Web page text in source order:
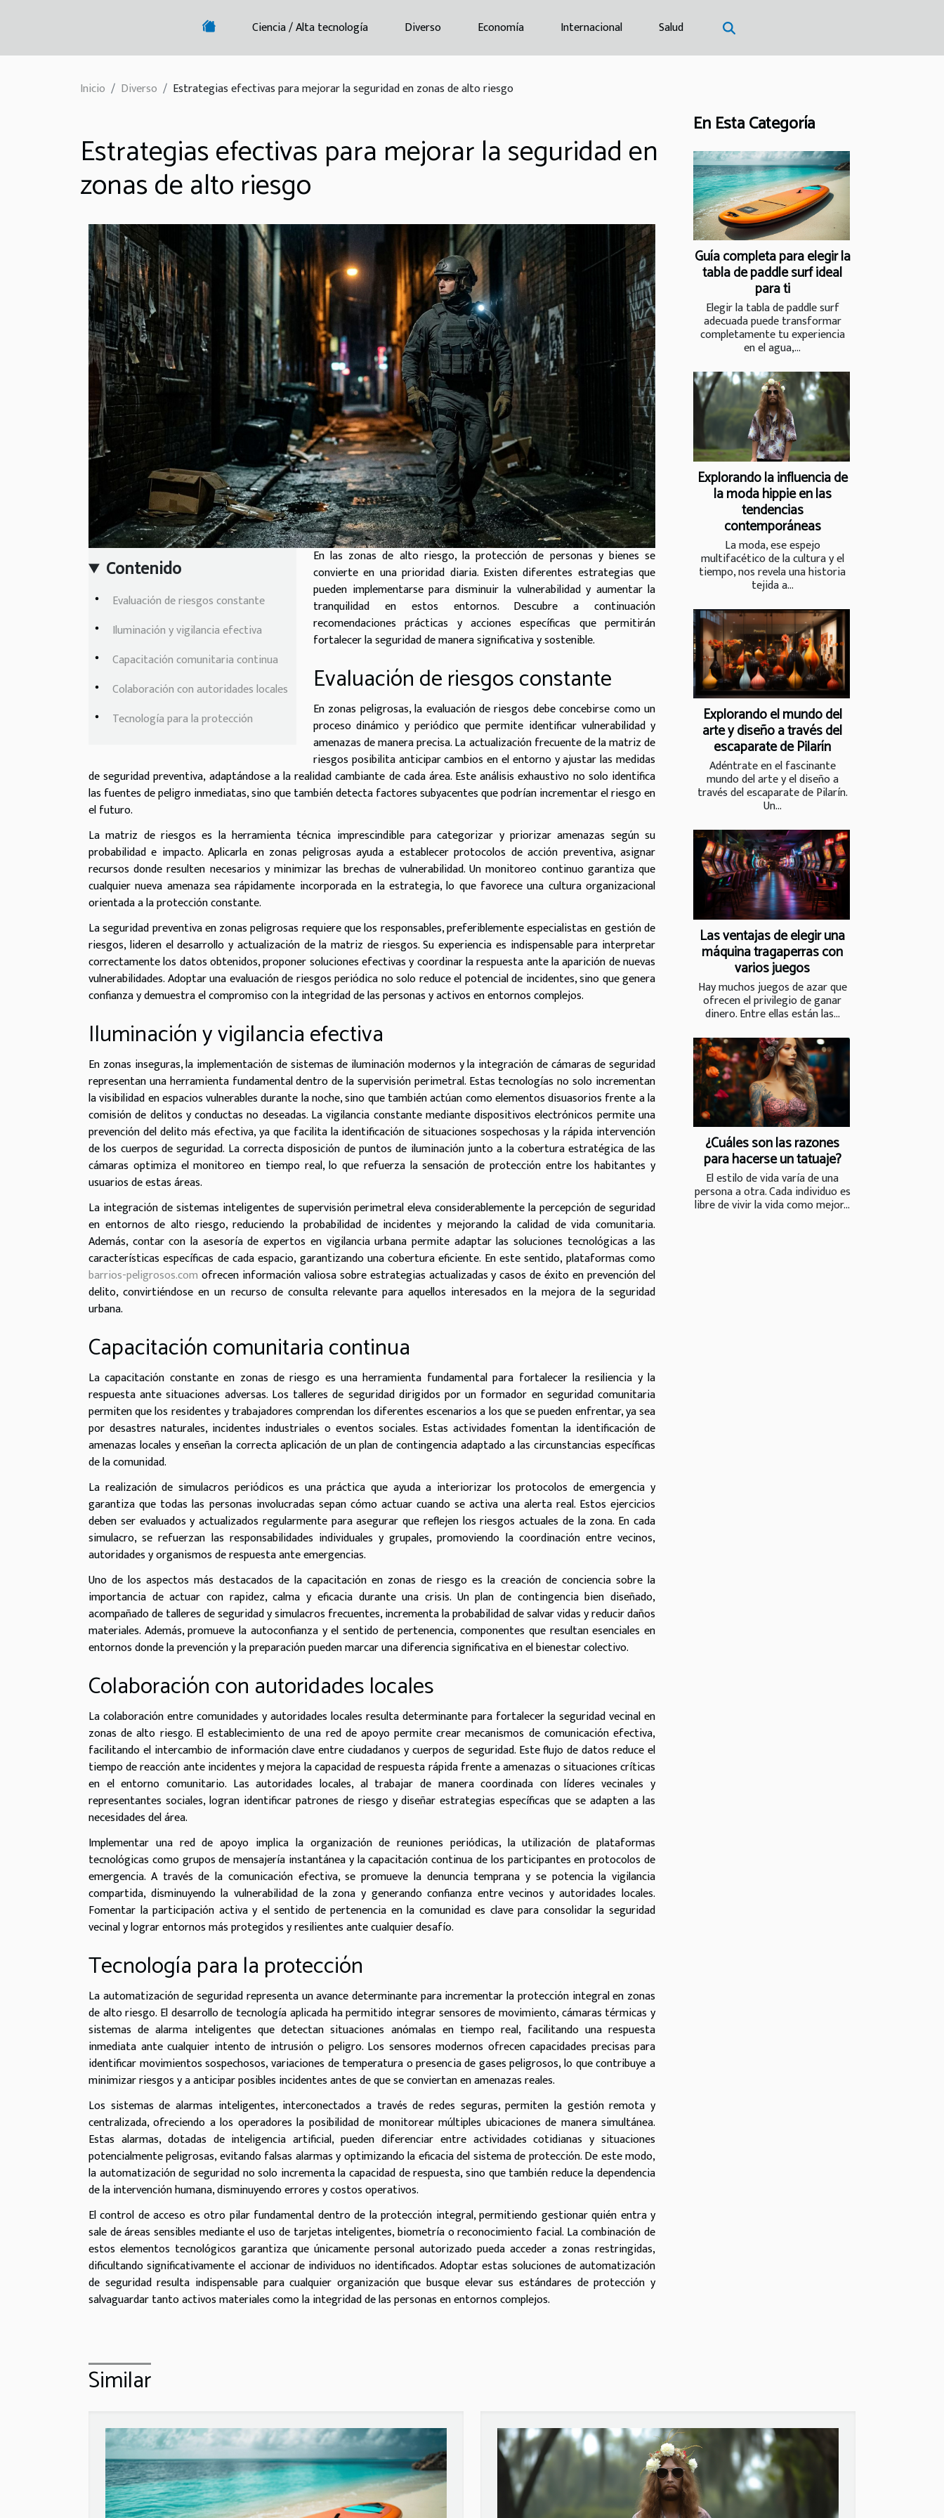
Ciencia / Alta tecnología Diverso Economía Internacional Salud
Inicio Diverso Estrategias efectivas para mejorar la seguridad en zonas de alto riesgo
Estrategias efectivas para mejorar la seguridad en
zonas de alto riesgo
Contenido
Evaluación de riesgos constante
Iluminación y vigilancia efectiva
Capacitación comunitaria continua
Colaboración con autoridades locales
Tecnología para la protección
En las zonas de alto riesgo, la protección de personas y bienes se
convierte en una prioridad diaria. Existen diferentes estrategias que
pueden implementarse para disminuir la vulnerabilidad y aumentar la
tranquilidad en estos entornos. Descubre a continuación
recomendaciones prácticas y acciones específicas que permitirán
fortalecer la seguridad de manera significativa y sostenible.
Evaluación de riesgos constante
En zonas peligrosas, la evaluación de riesgos debe concebirse como un
proceso dinámico y periódico que permite identificar vulnerabilidad y
amenazas de manera precisa. La actualización frecuente de la matriz de
riesgos posibilita anticipar cambios en el entorno y ajustar las medidas
de seguridad preventiva, adaptándose a la realidad cambiante de cada área. Este análisis exhaustivo no solo identifica
las fuentes de peligro inmediatas, sino que también detecta factores subyacentes que podrían incrementar el riesgo en
el futuro.
La matriz de riesgos es la herramienta técnica imprescindible para categorizar y priorizar amenazas según su
probabilidad e impacto. Aplicarla en zonas peligrosas ayuda a establecer protocolos de acción preventiva, asignar
recursos donde resulten necesarios y minimizar las brechas de vulnerabilidad. Un monitoreo continuo garantiza que
cualquier nueva amenaza sea rápidamente incorporada en la estrategia, lo que favorece una cultura organizacional
orientada a la protección constante.
La seguridad preventiva en zonas peligrosas requiere que los responsables, preferiblemente especialistas en gestión de
riesgos, lideren el desarrollo y actualización de la matriz de riesgos. Su experiencia es indispensable para interpretar
correctamente los datos obtenidos, proponer soluciones efectivas y coordinar la respuesta ante la aparición de nuevas
vulnerabilidades. Adoptar una evaluación de riesgos periódica no solo reduce el potencial de incidentes, sino que genera
confianza y demuestra el compromiso con la integridad de las personas y activos en entornos complejos.
Iluminación y vigilancia efectiva
En zonas inseguras, la implementación de sistemas de iluminación modernos y la integración de cámaras de seguridad
representan una herramienta fundamental dentro de la supervisión perimetral. Estas tecnologías no solo incrementan
la visibilidad en espacios vulnerables durante la noche, sino que también actúan como elementos disuasorios frente a la
comisión de delitos y conductas no deseadas. La vigilancia constante mediante dispositivos electrónicos permite una
prevención del delito más efectiva, ya que facilita la identificación de situaciones sospechosas y la rápida intervención
de los cuerpos de seguridad. La correcta disposición de puntos de iluminación junto a la cobertura estratégica de las
cámaras optimiza el monitoreo en tiempo real, lo que refuerza la sensación de protección entre los habitantes y
usuarios de estas áreas.
La integración de sistemas inteligentes de supervisión perimetral eleva considerablemente la percepción de seguridad
en entornos de alto riesgo, reduciendo la probabilidad de incidentes y mejorando la calidad de vida comunitaria.
Además, contar con la asesoría de expertos en vigilancia urbana permite adaptar las soluciones tecnológicas a las
características específicas de cada espacio, garantizando una cobertura eficiente. En este sentido, plataformas como
barrios-peligrosos.com ofrecen información valiosa sobre estrategias actualizadas y casos de éxito en prevención del
delito, convirtiéndose en un recurso de consulta relevante para aquellos interesados en la mejora de la seguridad
urbana.
Capacitación comunitaria continua
La capacitación constante en zonas de riesgo es una herramienta fundamental para fortalecer la resiliencia y la
respuesta ante situaciones adversas. Los talleres de seguridad dirigidos por un formador en seguridad comunitaria
permiten que los residentes y trabajadores comprendan los diferentes escenarios a los que se pueden enfrentar, ya sea
por desastres naturales, incidentes industriales o eventos sociales. Estas actividades fomentan la identificación de
amenazas locales y enseñan la correcta aplicación de un plan de contingencia adaptado a las circunstancias específicas
de la comunidad.
La realización de simulacros periódicos es una práctica que ayuda a interiorizar los protocolos de emergencia y
garantiza que todas las personas involucradas sepan cómo actuar cuando se activa una alerta real. Estos ejercicios
deben ser evaluados y actualizados regularmente para asegurar que reflejen los riesgos actuales de la zona. En cada
simulacro, se refuerzan las responsabilidades individuales y grupales, promoviendo la coordinación entre vecinos,
autoridades y organismos de respuesta ante emergencias.
Uno de los aspectos más destacados de la capacitación en zonas de riesgo es la creación de conciencia sobre la
importancia de actuar con rapidez, calma y eficacia durante una crisis. Un plan de contingencia bien diseñado,
acompañado de talleres de seguridad y simulacros frecuentes, incrementa la probabilidad de salvar vidas y reducir daños
materiales. Además, promueve la autoconfianza y el sentido de pertenencia, componentes que resultan esenciales en
entornos donde la prevención y la preparación pueden marcar una diferencia significativa en el bienestar colectivo.
Colaboración con autoridades locales
La colaboración entre comunidades y autoridades locales resulta determinante para fortalecer la seguridad vecinal en
zonas de alto riesgo. El establecimiento de una red de apoyo permite crear mecanismos de comunicación efectiva,
facilitando el intercambio de información clave entre ciudadanos y cuerpos de seguridad. Este flujo de datos reduce el
tiempo de reacción ante incidentes y mejora la capacidad de respuesta rápida frente a amenazas o situaciones críticas
en el entorno comunitario. Las autoridades locales, al trabajar de manera coordinada con líderes vecinales y
representantes sociales, logran identificar patrones de riesgo y diseñar estrategias específicas que se adapten a las
necesidades del área.
Implementar una red de apoyo implica la organización de reuniones periódicas, la utilización de plataformas
tecnológicas como grupos de mensajería instantánea y la capacitación continua de los participantes en protocolos de
emergencia. A través de la comunicación efectiva, se promueve la denuncia temprana y se potencia la vigilancia
compartida, disminuyendo la vulnerabilidad de la zona y generando confianza entre vecinos y autoridades locales.
Fomentar la participación activa y el sentido de pertenencia en la comunidad es clave para consolidar la seguridad
vecinal y lograr entornos más protegidos y resilientes ante cualquier desafío.
Tecnología para la protección
La automatización de seguridad representa un avance determinante para incrementar la protección integral en zonas
de alto riesgo. El desarrollo de tecnología aplicada ha permitido integrar sensores de movimiento, cámaras térmicas y
sistemas de alarma inteligentes que detectan situaciones anómalas en tiempo real, facilitando una respuesta
inmediata ante cualquier intento de intrusión o peligro. Los sensores modernos ofrecen capacidades precisas para
identificar movimientos sospechosos, variaciones de temperatura o presencia de gases peligrosos, lo que contribuye a
minimizar riesgos y a anticipar posibles incidentes antes de que se conviertan en amenazas reales.
Los sistemas de alarmas inteligentes, interconectados a través de redes seguras, permiten la gestión remota y
centralizada, ofreciendo a los operadores la posibilidad de monitorear múltiples ubicaciones de manera simultánea.
Estas alarmas, dotadas de inteligencia artificial, pueden diferenciar entre actividades cotidianas y situaciones
potencialmente peligrosas, evitando falsas alarmas y optimizando la eficacia del sistema de protección. De este modo,
la automatización de seguridad no solo incrementa la capacidad de respuesta, sino que también reduce la dependencia
de la intervención humana, disminuyendo errores y costos operativos.
El control de acceso es otro pilar fundamental dentro de la protección integral, permitiendo gestionar quién entra y
sale de áreas sensibles mediante el uso de tarjetas inteligentes, biometría o reconocimiento facial. La combinación de
estos elementos tecnológicos garantiza que únicamente personal autorizado pueda acceder a zonas restringidas,
dificultando significativamente el accionar de individuos no identificados. Adoptar estas soluciones de automatización
de seguridad resulta indispensable para cualquier organización que busque elevar sus estándares de protección y
salvaguardar tanto activos materiales como la integridad de las personas en entornos complejos.
En Esta Categoría
Guía completa para elegir la
tabla de paddle surf ideal
para ti
Elegir la tabla de paddle surf
adecuada puede transformar
completamente tu experiencia
en el agua,...
Explorando la influencia de
la moda hippie en las
tendencias
contemporáneas
La moda, ese espejo
multifacético de la cultura y el
tiempo, nos revela una historia
tejida a...
Explorando el mundo del
arte y diseño a través del
escaparate de Pilarín
Adéntrate en el fascinante
mundo del arte y el diseño a
través del escaparate de Pilarín.
Un...
Las ventajas de elegir una
máquina tragaperras con
varios juegos
Hay muchos juegos de azar que
ofrecen el privilegio de ganar
dinero. Entre ellas están las...
¿Cuáles son las razones
para hacerse un tatuaje?
El estilo de vida varía de una
persona a otra. Cada individuo es
libre de vivir la vida como mejor...
Similar